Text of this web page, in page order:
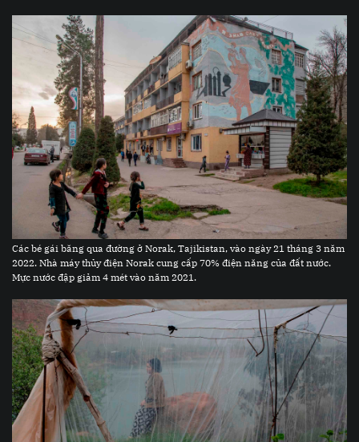
Các bé gái băng qua đường ở Norak, Tajikistan, vào ngày 21 tháng 3 năm
2022. Nhà máy thủy điện Norak cung cấp 70% điện năng của đất nước.
Mực nước đập giảm 4 mét vào năm 2021.